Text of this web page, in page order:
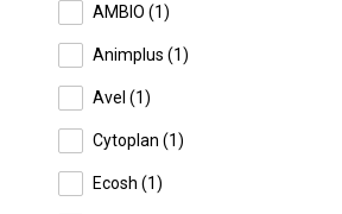
AMBIO (1)
Animplus (1)
Avel (1)
Cytoplan (1)
Ecosh (1)